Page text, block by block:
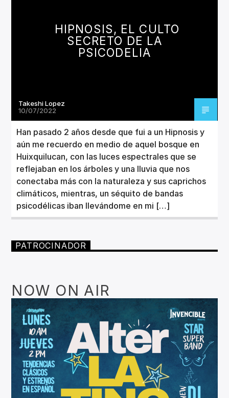
Invencible Radio
HIPNOSIS, EL CULTO
SECRETO DE LA
PSICODELIA
Takeshi Lopez
10/07/2022
Han pasado 2 años desde que fui a un Hipnosis y
aún me recuerdo en medio de aquel bosque en
Huixquilucan, con las luces espectrales que se
reflejaban en los árboles y una lluvia que nos
conectaba más con la naturaleza y sus caprichos
climáticos, mientras, un séquito de bandas
psicodélicas iban llevándome en mi […]
PATROCINADOR
NOW ON AIR